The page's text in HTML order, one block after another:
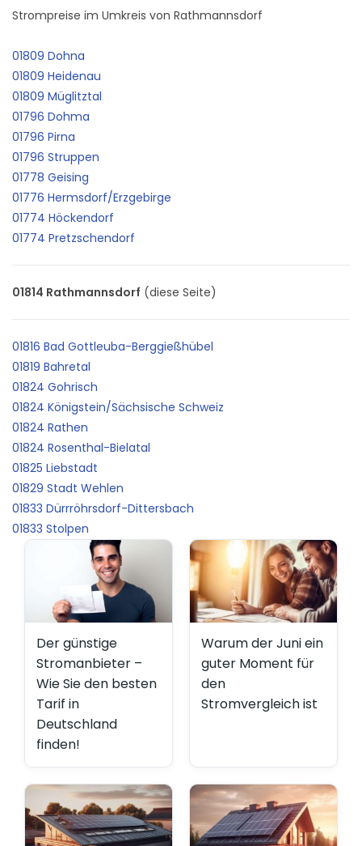
Strompreise im Umkreis von Rathmannsdorf
01809 Dohna
01809 Heidenau
01809 Müglitztal
01796 Dohma
01796 Pirna
01796 Struppen
01778 Geising
01776 Hermsdorf/Erzgebirge
01774 Höckendorf
01774 Pretzschendorf
01814 Rathmannsdorf (diese Seite)
01816 Bad Gottleuba-Berggießhübel
01819 Bahretal
01824 Gohrisch
01824 Königstein/Sächsische Schweiz
01824 Rathen
01824 Rosenthal-Bielatal
01825 Liebstadt
01829 Stadt Wehlen
01833 Dürrröhrsdorf-Dittersbach
01833 Stolpen
Der günstige
Stromanbieter –
Wie Sie den besten
Tarif in
Deutschland
finden!
Warum der Juni ein
guter Moment für
den
Stromvergleich ist